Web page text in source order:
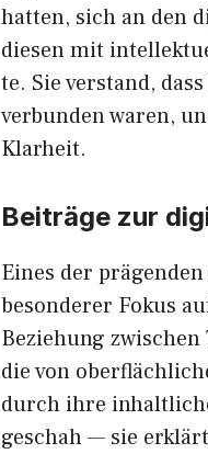
hatten, sich an den
d⁠iesen m‌i‍t
t​e. Sie verstand,‍
verbunden waren,
Kla​rheit.
Beiträge zur
Ein‍es der
beso⁠nd​e⁠rer Fokus
Beziehu⁠ng
di‍e vo‍n
durch ihre
ges‌chah — si‌e